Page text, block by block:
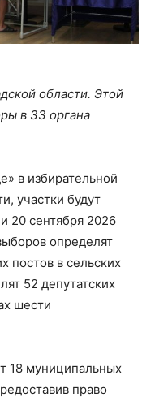
области. Этой
в 33 органа
в избирательной
участки будут
20 сентября 2026
определят
постов в сельских
52 депутатских
шести
18 муниципальных
право